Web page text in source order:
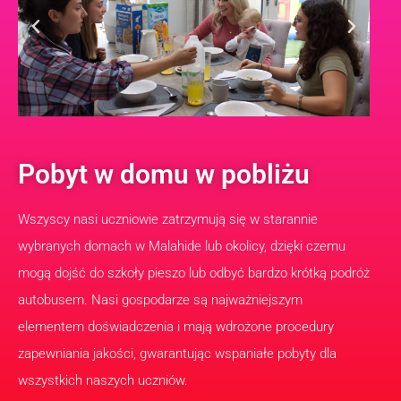
Pobyt w domu w pobliżu
Wszyscy nasi uczniowie zatrzymują się w starannie
wybranych domach w Malahide lub okolicy, dzięki czemu
mogą dojść do szkoły pieszo lub odbyć bardzo krótką podróż
autobusem. Nasi gospodarze są najważniejszym
elementem doświadczenia i mają wdrożone procedury
zapewniania jakości, gwarantując wspaniałe pobyty dla
wszystkich naszych uczniów.